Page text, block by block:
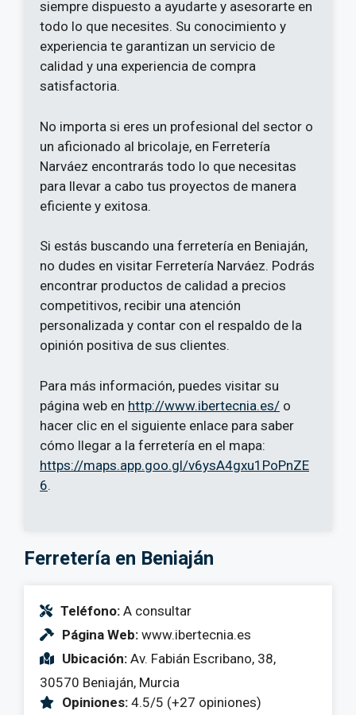
siempre dispuesto a ayudarte y asesorarte en
todo lo que necesites. Su conocimiento y
experiencia te garantizan un servicio de
calidad y una experiencia de compra
satisfactoria.
No importa si eres un profesional del sector o
un aficionado al bricolaje, en Ferretería
Narváez encontrarás todo lo que necesitas
para llevar a cabo tus proyectos de manera
eficiente y exitosa.
Si estás buscando una ferretería en Beniaján,
no dudes en visitar Ferretería Narváez. Podrás
encontrar productos de calidad a precios
competitivos, recibir una atención
personalizada y contar con el respaldo de la
opinión positiva de sus clientes.
Para más información, puedes visitar su
página web en http://www.ibertecnia.es/ o
hacer clic en el siguiente enlace para saber
cómo llegar a la ferretería en el mapa:
https://maps.app.goo.gl/v6ysA4gxu1PoPnZE
6.
Ferretería en Beniaján
Teléfono: A consultar
Página Web: www.ibertecnia.es
Ubicación: Av. Fabián Escribano, 38,
30570 Beniaján, Murcia
Opiniones: 4.5/5 (+27 opiniones)